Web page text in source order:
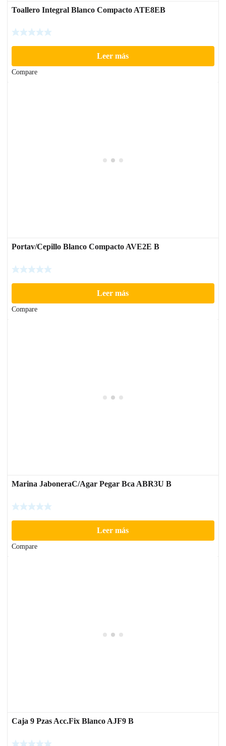
Toallero Integral Blanco Compacto ATE8EB
Leer más
Compare
Portav/Cepillo Blanco Compacto AVE2E B
Leer más
Compare
Marina JaboneraC/Agar Pegar Bca ABR3U B
Leer más
Compare
Caja 9 Pzas Acc.Fix Blanco AJF9 B